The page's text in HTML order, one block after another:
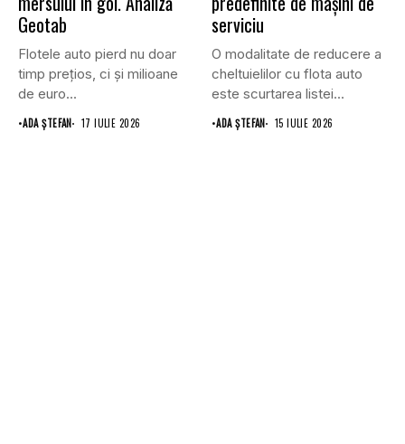
Geotab
Flotele auto pierd nu doar
timp prețios, ci și milioane
de euro...
•ADA ȘTEFAN 17 IULIE 2026
serviciu
O modalitate de reducere a
cheltuielilor cu flota auto
este scurtarea listei...
•ADA ȘTEFAN 15 IULIE 2026